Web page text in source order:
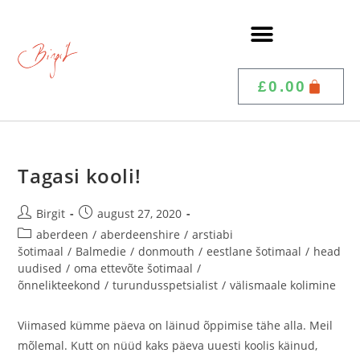
£0.00
Tagasi kooli!
Birgit
august 27, 2020
aberdeen / aberdeenshire / arstiabi
šotimaal / Balmedie / donmouth / eestlane šotimaal / head
uudised / oma ettevõte šotimaal /
õnnelikteekond / turundusspetsialist / välismaale kolimine
Viimased kümme päeva on läinud õppimise tähe alla. Meil
mõlemal. Kutt on nüüd kaks päeva uuesti koolis käinud,